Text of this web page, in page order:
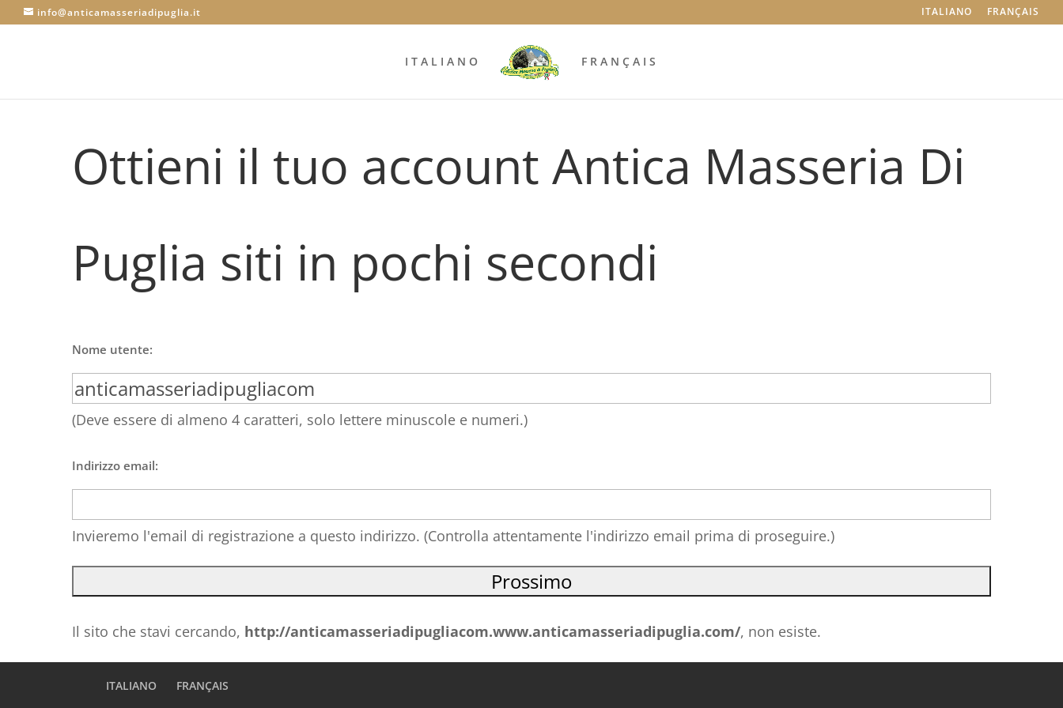
info@anticamasseriadipuglia.it ITALIANO FRANÇAIS
ITALIANO FRANÇAIS
Ottieni il tuo account Antica Masseria Di
Puglia siti in pochi secondi
Nome utente:
(Deve essere di almeno 4 caratteri, solo lettere minuscole e numeri.)
Indirizzo email:
Invieremo l'email di registrazione a questo indirizzo. (Controlla attentamente l'indirizzo email prima di proseguire.)
Il sito che stavi cercando, http://anticamasseriadipugliacom.www.anticamasseriadipuglia.com/, non esiste.
ITALIANO FRANÇAIS